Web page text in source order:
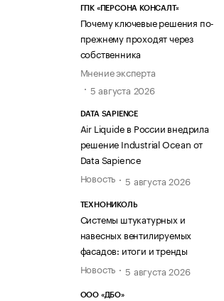
ГПК «ПЕРСОНА КОНСАЛТ»
Почему ключевые решения по-
прежнему проходят через
собственника
Мнение эксперта
5 августа 2026
DATA SAPIENCE
Air Liquide в России внедрила
решение Industrial Ocean от
Data Sapience
Новость
5 августа 2026
ТЕХНОНИКОЛЬ
Системы штукатурных и
навесных вентилируемых
фасадов: итоги и тренды
Новость
5 августа 2026
ООО «ДБО»